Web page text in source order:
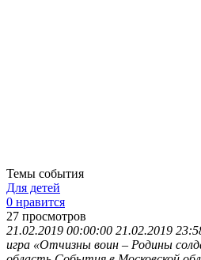
Темы события
Для детей
0 нравится
27 просмотров
21.02.2019 00:00:00 21.02.2019
игра «Отчизны воин – Родины